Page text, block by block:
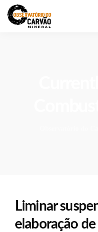
Liminar
elaboração